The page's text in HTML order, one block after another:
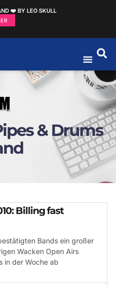
❤️ BY LEO SKULL
& Drums
Billing fast
Bands ein großer
Wacken Open Airs
in der Woche ab